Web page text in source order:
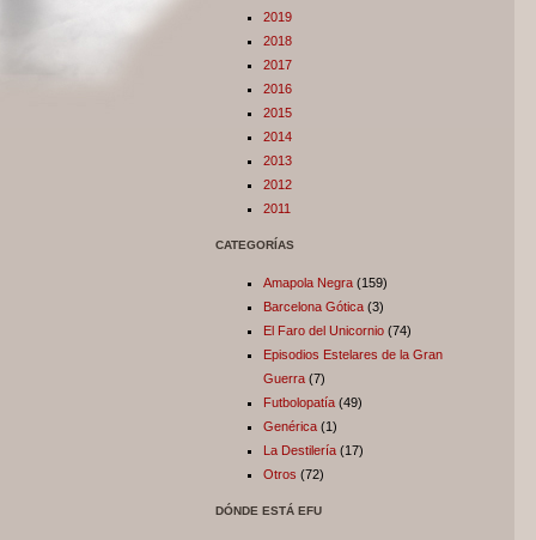
2019
2018
2017
2016
2015
2014
2013
2012
2011
CATEGORÍAS
Amapola Negra (159)
Barcelona Gótica (3)
El Faro del Unicornio (74)
Episodios Estelares de la Gran
Guerra (7)
Futbolopatía (49)
Genérica (1)
La Destilería (17)
Otros (72)
DÓNDE ESTÁ EFU